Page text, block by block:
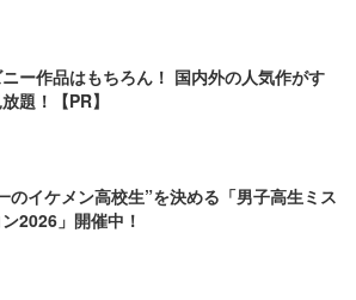
ー作品はもちろん！ 国内外の人気作がす
題！【PR】
のイケメン高校生”を決める「男子高生ミス
2026」開催中！